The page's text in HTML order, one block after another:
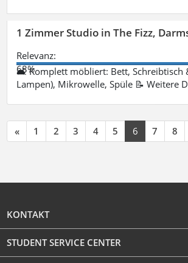
1 Zimmer Studio in The Fizz,
Relevanz:
68%
🛋 Komplett möbliert: Bett, Schreibtisch
Lampen), Mikrowelle, Spüle 📝 Weitere
« 1 2 3 4 5 6 7 8
KONTAKT
STUDENT SERVICE CENTER